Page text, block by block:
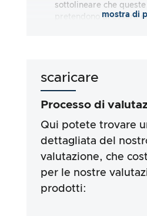
sottolineare che
pretendono di essere
completezza dei
basano su requisiti
ingredienti specifici dei
sulle dichiarazioni
delle informazioni è
pericolo. I nostri sforzi
una procedura di test
professionale in stretta
mostra di
scaricare
Processo di
Qui potete trovare
dettagliata del
valutazione, che
per le nostre
prodotti: